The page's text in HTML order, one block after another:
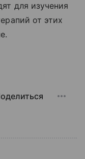
для изучения
от этих